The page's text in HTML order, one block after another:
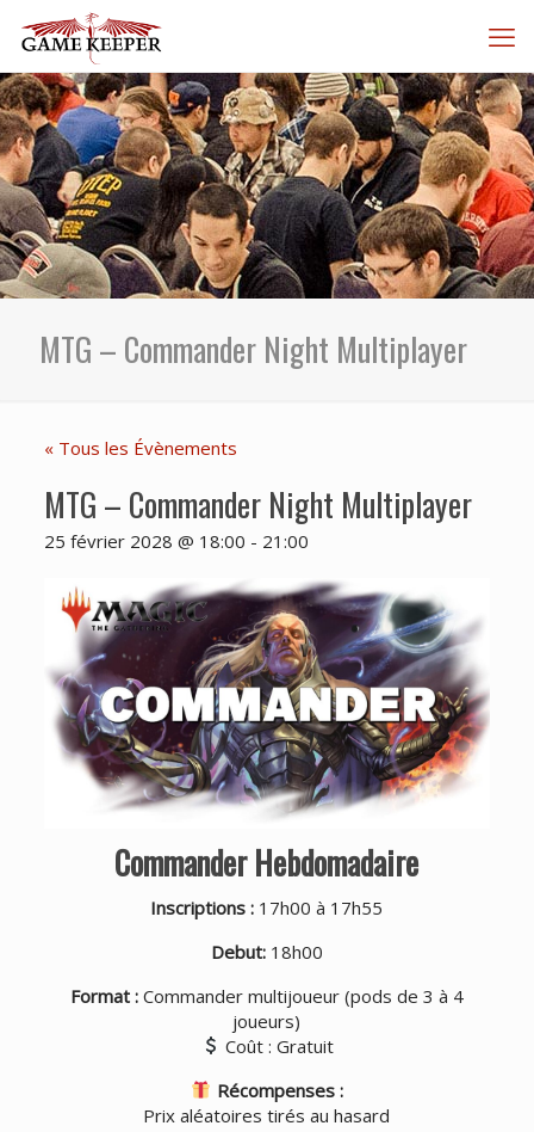
MTG – Commander Night Multiplayer
« Tous les Évènements
MTG – Commander Night Multiplayer
25 février 2028 @ 18:00 - 21:00
Commander Hebdomadaire
Inscriptions : 17h00 à 17h55
Debut:18h00
Format :Commander multijoueur (pods de 3 à 4
joueurs)
Coût : Gratuit
Récompenses :
Prix aléatoires tirés au hasard